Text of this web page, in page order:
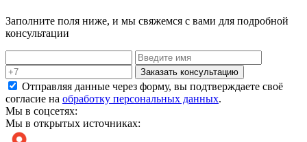
Заполните поля ниже, и мы свяжемся с вами для подробной
консультации
Заказать консультацию
Отправляя данные через форму, вы подтверждаете своё
согласие на обработку персональных данных.
Мы в соцсетях:
Мы в открытых источниках: